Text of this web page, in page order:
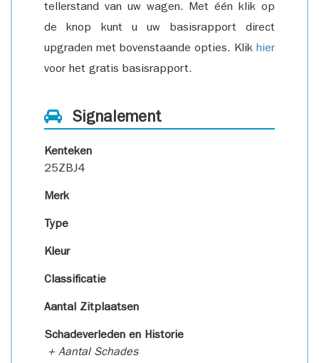
tellerstand van uw wagen. Met één klik op
de knop kunt u uw basisrapport direct
upgraden met bovenstaande opties. Klik hier
voor het gratis basisrapport.
Signalement
Kenteken
25ZBJ4
Merk
Type
Kleur
Classificatie
Aantal Zitplaatsen
Schadeverleden en Historie
+ Aantal Schades